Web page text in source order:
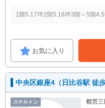
1階5.17坪2階5.18坪3階～5階
お気に入り
中央区銀座4（日比谷駅 徒
スケルトン 都営三